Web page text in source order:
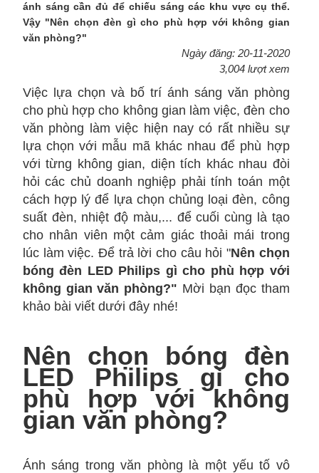
ánh sáng cần đủ để chiếu sáng các khu vực cụ thể.
Vậy "Nên chọn đèn gì cho phù hợp với không gian
văn phòng?"
Ngày đăng: 20-11-2020
3,004 lượt xem
Việc lựa chọn và bố trí ánh sáng văn phòng
cho phù hợp cho không gian làm việc, đèn cho
văn phòng làm việc hiện nay có rất nhiều sự
lựa chọn với mẫu mã khác nhau để phù hợp
với từng không gian, diện tích khác nhau đòi
hỏi các chủ doanh nghiệp phải tính toán một
cách hợp lý để lựa chọn chủng loại đèn, công
suất đèn, nhiệt độ màu,... để cuối cùng là tạo
cho nhân viên một cảm giác thoải mái trong
lúc làm việc. Để trả lời cho câu hỏi "Nên chọn
bóng đèn LED Philips gì cho phù hợp với
không gian văn phòng?" Mời bạn đọc tham
khảo bài viết dưới đây nhé!
Nên chọn bóng đèn
LED Philips gì cho
phù hợp với không
gian văn phòng?
Ánh sáng trong văn phòng là một yếu tố vô